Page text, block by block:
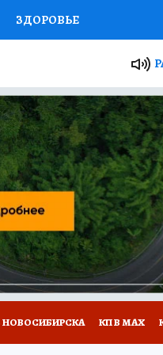
ЗДОРОВЬЕ
Я ЗНАЮ СЕМЬЯ
СЕРИАЛЫ
ВСЕ О КП РАДИО КП
КП В МАХ